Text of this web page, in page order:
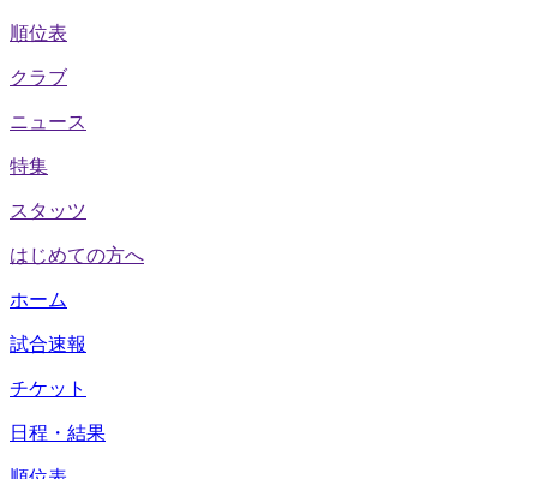
順位表
クラブ
ニュース
特集
スタッツ
はじめての方へ
ホーム
試合速報
チケット
日程・結果